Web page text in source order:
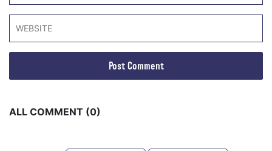
ALL COMMENT (0)